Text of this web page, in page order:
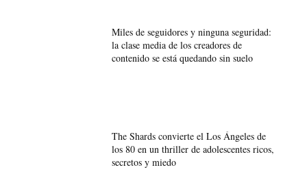
Miles de seguidores y ninguna seguridad:
la clase media de los creadores de
contenido se está quedando sin suelo
The Shards convierte el Los Ángeles de
los 80 en un thriller de adolescentes ricos,
secretos y miedo